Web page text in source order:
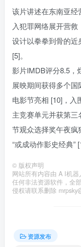
该片讲述在东南亚
入犯罪网络展开营
设计以拳拳到骨的
[5]。
影片IMDB评分8.5，
展映期间获得多个
电影节亮相 [10]，入
主竞赛单元并获第
节观众选择奖午夜
“或成动作影史经典”
© 版权声明
网站所有内容由 A I机
任何非法资源软件，全
侵权请联系删除
资源发布